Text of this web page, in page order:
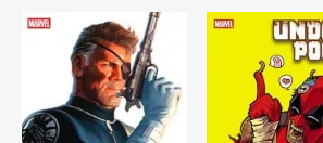
PREVIEWS予約オーダー用紙ダウンロード